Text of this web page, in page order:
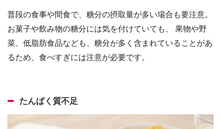
普段の食事や間食で、糖分の摂取量が多い場合も要注意。
お菓子や飲み物の糖分には気を付けていても、 果物や野
菜、低脂肪食品なども、糖分が多く含まれていることがあ
るため、食べすぎには注意が必要です。
たんぱく質不足